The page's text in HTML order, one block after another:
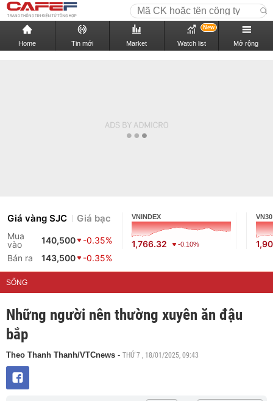
Home Tin mới Market Watch list
New
Mở rộng
Giá vàng SJC Giá bạc
Mua
vào
140,500
-0.35%
Bán ra
143,500 -0.35%
VNINDEX
1,766.32 -0.10%
VN30
SỐNG
Những người nên thường xuyên ăn đậu
bắp
Theo Thanh Thanh/VTCnews - THỨ 7 , 18/01/2025, 09:43